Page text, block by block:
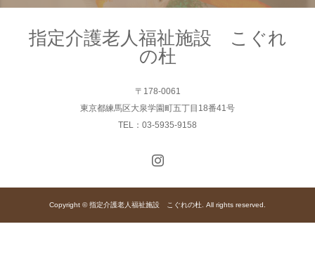
指定介護老人福祉施設 こぐれ
の杜
〒178-0061
東京都練馬区大泉学園町五丁目18番41号
TEL：03-5935-9158
Copyright © 指定介護老人福祉施設 こぐれの杜. All rights reserved.